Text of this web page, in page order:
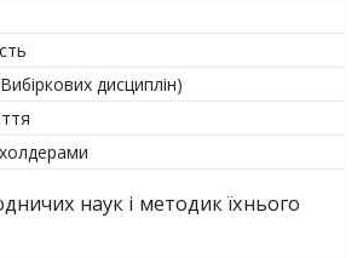
дисциплін)
наук і методик їхнього